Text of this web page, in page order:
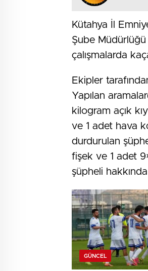
Kütahya İl
Şube
çalışmalarda
Ekipler
Yapılan
kilogram açık
ve 1 adet hava
durdurulan
fişek ve 1 adet
şüpheli
GÜNCEL